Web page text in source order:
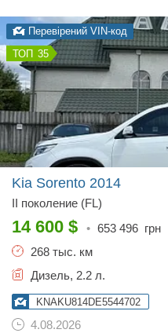
Перевірений VIN-код
35
Kia Sorento 2014
II поколение (FL)
14 600 $ • 653 496 грн
268 тыс. км
Дизель, 2.2 л.
KNAKU814DE5544702
4.08.2026